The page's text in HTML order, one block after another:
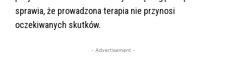
sprawia, że prowadzona terapia nie przynosi
oczekiwanych skutków.
- Advertisement -